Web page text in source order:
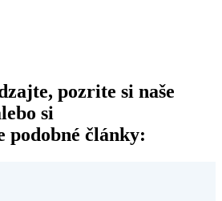
pozrite si naše
si
články: